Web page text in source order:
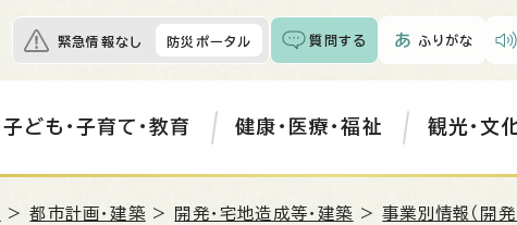
緊急情報なし 防災ポータル 質問する ふりがな
子ども・子育て・教育 健康・医療・福祉 観光・文
>都市計画・建築 > 開発・宅地造成等・建築 >事業別情報（開発